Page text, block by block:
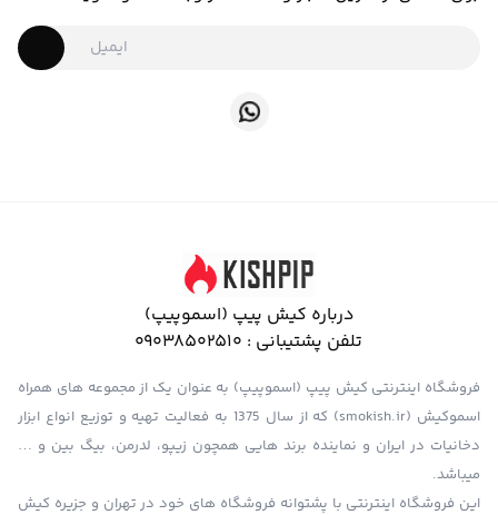
درباره کیش پیپ (اسموپیپ)
تلفن پشتیبانی : 09038502510
فروشگاه اینترنتی کیش پیپ (اسموپیپ) به عنوان یک از مجموعه های همراه
اسموکیش (smokish.ir) که از سال 1375 به فعالیت تهیه و توزیع انواع ابزار
دخانیات در ایران و نماینده برند هایی همچون زیپو، لدرمن، بیگ بین و …
میباشد.
این فروشگاه اینترنتی با پشتوانه فروشگاه های خود در تهران و جزیره کیش